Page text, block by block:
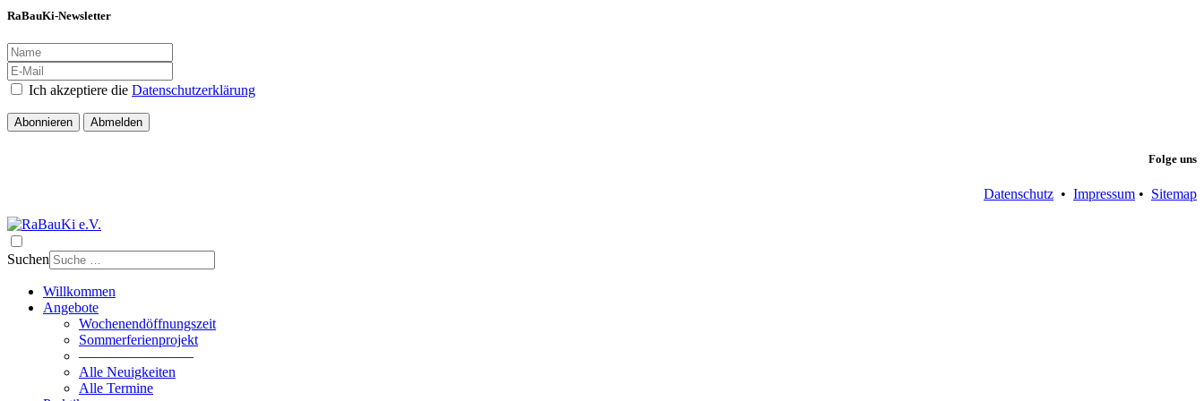
RaBauKi-Newsletter
Ich akzeptiere die Datenschutzerklärung
Abonnieren Abmelden
Folge uns
Datenschutz • Impressum • Sitemap
Suchen
Willkommen
Angebote
Wochenendöffnungszeit
Sommerferienprojekt
————————
Alle Neuigkeiten
Alle Termine